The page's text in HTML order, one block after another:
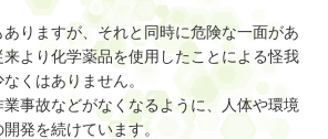
りますが、それと同時に危険な一面があ
より化学薬品を使用したことによる怪我
くはありません。
事故などがなくなるように、人体や環境
発を続けています。